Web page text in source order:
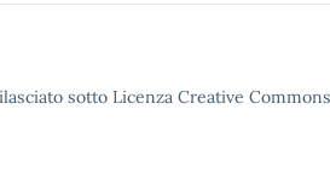
sotto Licenza Creative